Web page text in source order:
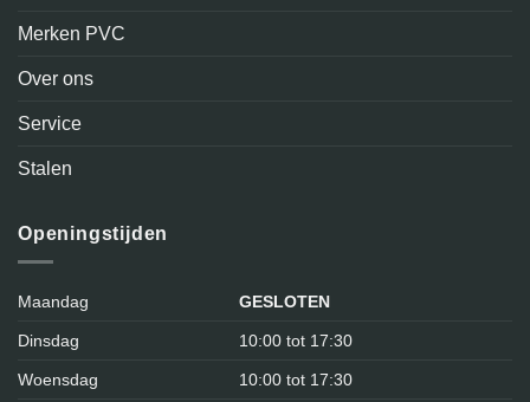
Merken PVC
Over ons
Service
Stalen
Openingstijden
Maandag GESLOTEN
Dinsdag 10:00 tot 17:30
Woensdag 10:00 tot 17:30